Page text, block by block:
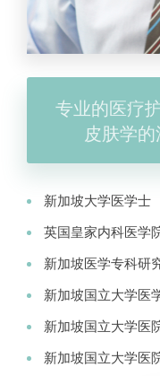
专业的医疗
皮肤学
新加坡大学医学士
英国皇家内科医学
新加坡医学专科研
新加坡国立大学医
新加坡国立大学医
新加坡国立大学医